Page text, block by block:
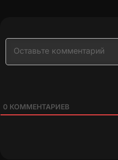
0 КОММЕНТАРИЕВ